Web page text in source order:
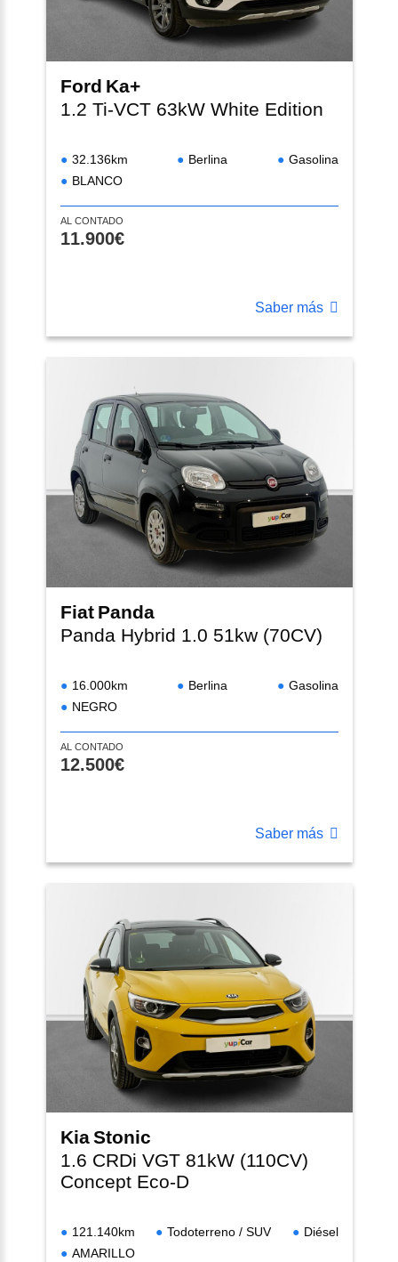
Ford Ka+
1.2 Ti-VCT 63kW White Edition
32.136km Berlina
Gasolina
BLANCO
AL CONTADO
11.900€
Saber más
Fiat Panda
Panda Hybrid 1.0 51kw (70CV)
16.000km Berlina
Gasolina
NEGRO
AL CONTADO
12.500€
Saber más
KiaStonic
1.6 CRDi VGT 81kW (110CV)
Concept Eco-D
121.140km Todoterreno / SUV
Diésel
AMARILLO